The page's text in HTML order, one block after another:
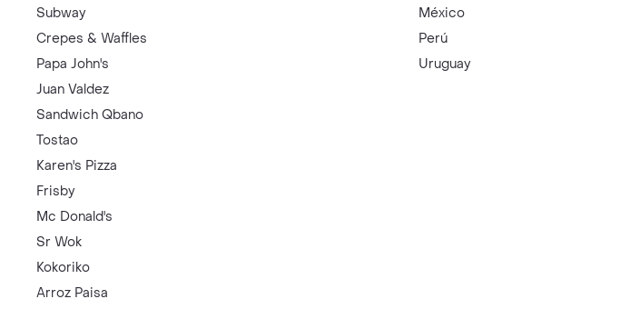
Subway
Crepes & Waffles
Papa John's
Juan Valdez
Sandwich Qbano
Tostao
Karen's Pizza
Frisby
Mc Donald's
Sr Wok
Kokoriko
Arroz Paisa
México
Perú
Uruguay